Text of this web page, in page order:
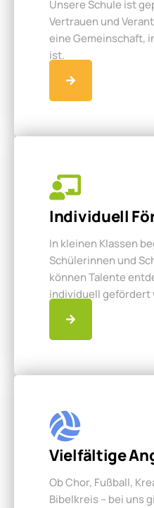
Unsere Schule ist
Vertrauen und
eine Gemeinschaft,
ist.
Individuell
In kleinen Klassen
Schülerinnen und
können Talente
individuell gefördert
Vielfältige
Ob Chor, Fußball,
Bibelkreis – bei uns